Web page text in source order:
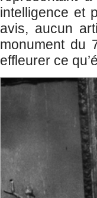
intelligence et
avis, aucun
monument du
effleurer ce